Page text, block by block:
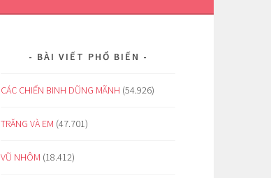
BÀI VIẾT PHỔ BIẾN
CÁC CHIẾN BINH DŨNG MÃNH (54.926)
TRĂNG VÀ EM (47.701)
VŨ NHÔM (18.412)